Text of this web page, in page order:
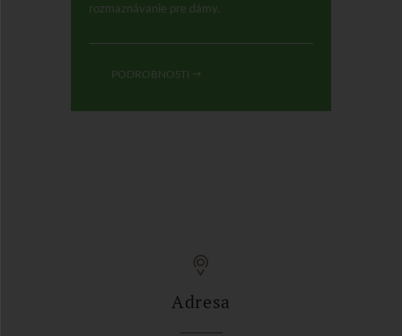
rozmaznávanie pre dámy.
PODROBNOSTI
Adresa